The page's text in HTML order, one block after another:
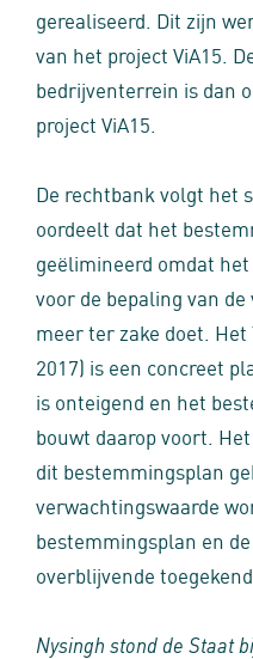
gerealiseerd. Dit zijn
van het project ViA15.
bedrijventerrein is dan
project ViA15.
De rechtbank volgt het
oordeelt dat het
geëlimineerd omdat
voor de bepaling van
meer ter zake doet.
2017) is een concreet
is onteigend en het
bouwt daarop voort.
dit bestemmingsplan
verwachtingswaarde
bestemmingsplan en
overblijvende
Nysingh stond de Staat